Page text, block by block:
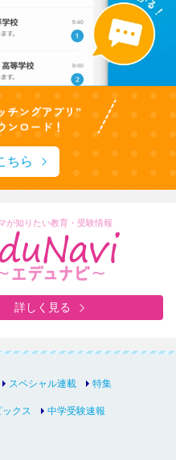
ちら
が知りたい教育・受験情報
詳しく見る
スペシャル連載 特集
クス 中学受験速報